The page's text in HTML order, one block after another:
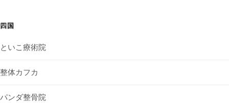
四国
といこ療術院
整体カフカ
パンダ整骨院